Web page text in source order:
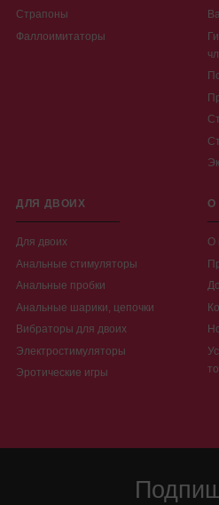
Страпоны
Фаллоимитаторы
ДЛЯ ДВОИХ
Для двоих
Анальные стимуляторы
Анальные пробки
Анальные шарики, цепочки
Вибраторы для двоих
Электростимуляторы
Эротические игры
О
О